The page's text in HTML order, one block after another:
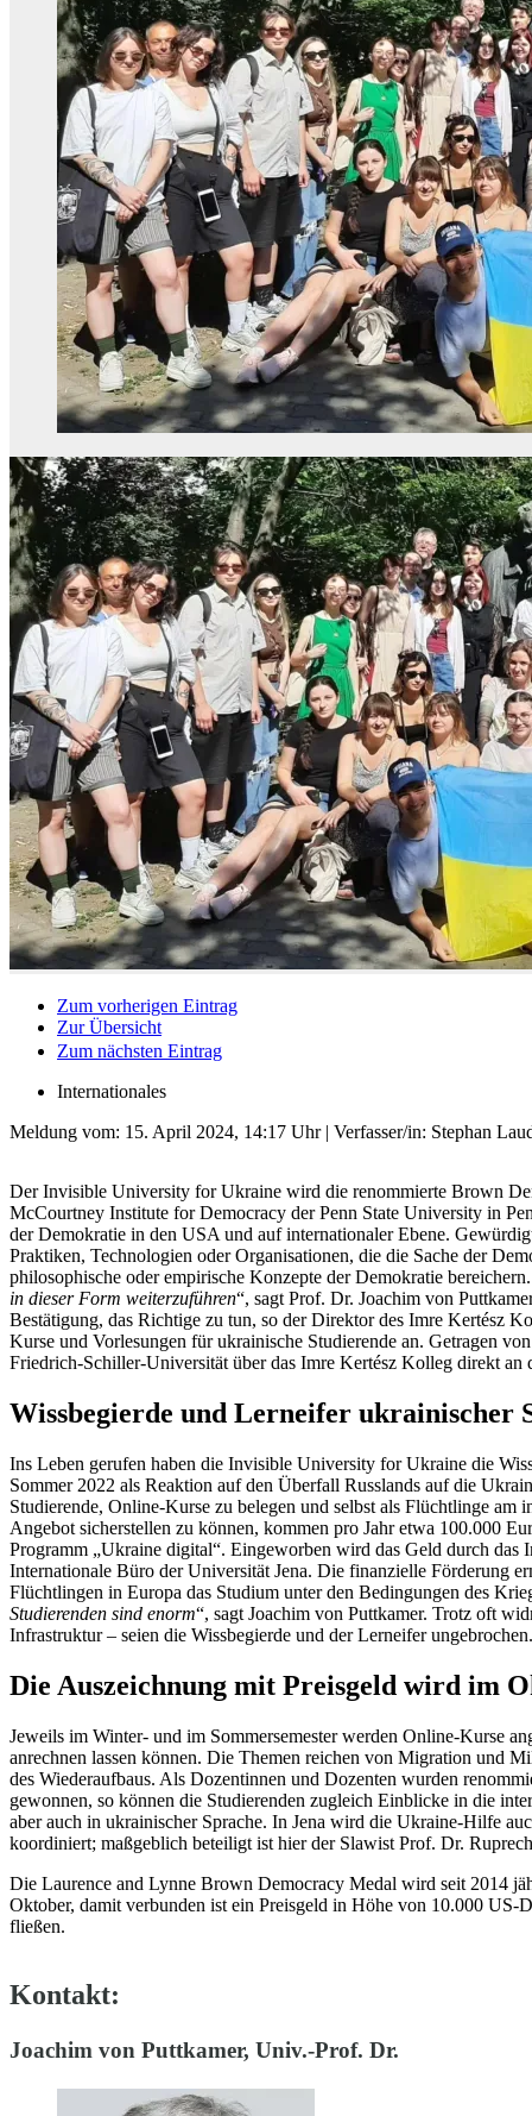
Zum vorherigen Eintrag
Zur Übersicht
Zum nächsten Eintrag
Internationales
Meldung vom: 15. April 2024, 14:17 Uhr| Verfasser/in: Stephan
Der Invisible University for Ukraine wird die renommierte Brown
McCourtney Institute for Democracy der Penn State University in
der Demokratie in den USA und auf internationaler Ebene.
Praktiken, Technologien oder Organisationen, die die Sache der
philosophische oder empirische Konzepte der Demokratie
in dieser Form weiterzuführen“, sagt Prof. Dr. Joachim von
Bestätigung, das Richtige zu tun, so der Direktor des Imre Kertész
Kurse und Vorlesungen für ukrainische Studierende an. Getragen
Friedrich-Schiller-Universität über das Imre Kertész Kolleg direkt
Wissbegierde und Lerneifer ukrainischer
Ins Leben gerufen haben die Invisible University for Ukraine die
Sommer 2022 als Reaktion auf den Überfall Russlands auf die
Studierende, Online-Kurse zu belegen und selbst als Flüchtlinge am
Angebot sicherstellen zu können, kommen pro Jahr etwa 100.000
Programm „Ukraine digital“. Eingeworben wird das Geld durch
Internationale Büro der Universität Jena. Die finanzielle Förderung
Flüchtlingen in Europa das Studium unter den Bedingungen des
Studierenden sind enorm“, sagt Joachim von Puttkamer. Trotz oft
Infrastruktur – seien die Wissbegierde und der Lerneifer ungebrochen.
Die Auszeichnung mit Preisgeld wird im
Jeweils im Winter- und im Sommersemester werden Online-Kurse
anrechnen lassen können. Die Themen reichen von Migration und
des Wiederaufbaus. Als Dozentinnen und Dozenten wurden
gewonnen, so können die Studierenden zugleich Einblicke in die
aber auch in ukrainischer Sprache. In Jena wird die Ukraine-Hilfe
koordiniert; maßgeblich beteiligt ist hier der Slawist Prof. Dr.
Die Laurence and Lynne Brown Democracy Medal wird seit 2014
Oktober, damit verbunden ist ein Preisgeld in Höhe von 10.000
fließen.
Kontakt:
Joachim von Puttkamer, Univ.-Prof. Dr.